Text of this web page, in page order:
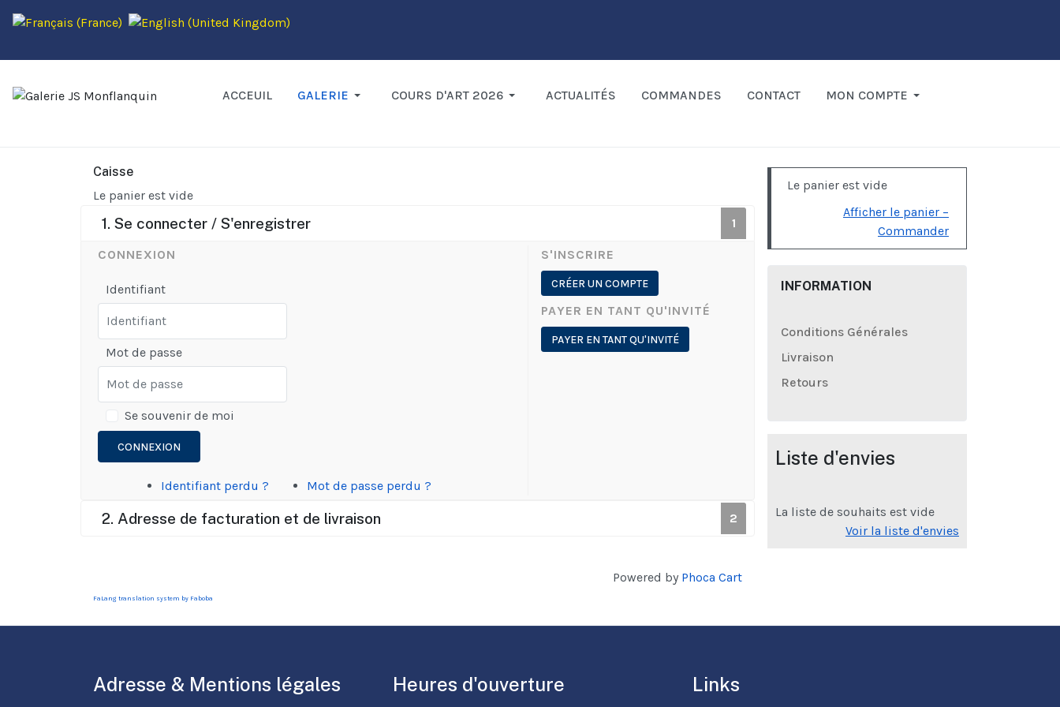
ACCEUIL GALERIE COURS D'ART 2026 ACTUALITÉS COMMANDES CONTACT MON COMPTE
Caisse
Le panier est vide
1
1. Se connecter / S'enregistrer
CONNEXION
Identifiant
Mot de passe
Se souvenir de moi
CONNEXION
Identifiant perdu ? Mot de passe perdu ?
S'INSCRIRE
CRÉER UN COMPTE
PAYER EN TANT QU'INVITÉ
PAYER EN TANT QU'INVITÉ
2
2. Adresse de facturation et de livraison
Powered by Phoca Cart
FaLang translation system by Faboba
Le panier est vide
Afficher le panier –
Commander
INFORMATION
Conditions Générales
Livraison
Retours
Liste d'envies
La liste de souhaits est vide
Voir la liste d'envies
Adresse & Mentions légales Heures d'ouverture Links